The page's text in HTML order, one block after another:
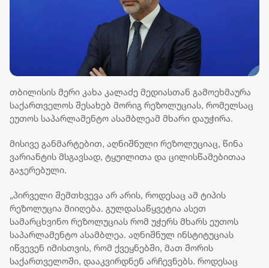
თბილისის მერი კახა კალაძე მედიასთან გამოეხმაურა
საქართველოს შესახებ მორიგ რეზოლუციას, რომელსაც
ეუთოს საპარლამენტო ასამბლეამ მხარი დაუჭირა.
მისივე განმარტებით, აღნიშნული რეზოლუციაც, წინა
ვარიანტის მსგავსად, ტყუილითა და ცილისწამებითაა
გაჯერებული.
„პირველი შემთხვევა არ არის, როდესაც ამ ტიპის
რეზოლუცია მიიღება. გულდასაწყვეტია ასეთ
სამარცხვინო რეზოლუციას რომ უჭერს მხარს ეუთოს
საპარლამენტო ასამბლეა. აღნიშნულ ინსტიტუციას
იწვევენ იმისთვის, რომ ქვეყნებში, მათ შორის
საქართველოში, დააკვირდნენ არჩევნებს. როდესაც